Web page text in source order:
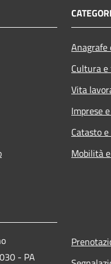
Cultura
Vita
Imprese
Catasto
Mobilità
- PA